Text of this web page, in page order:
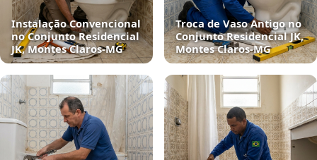
Instalação Convencional
no Conjunto Residencial
JK, Montes Claros‑MG
Troca de Vaso Antigo no
Conjunto Residencial JK,
Montes Claros‑MG